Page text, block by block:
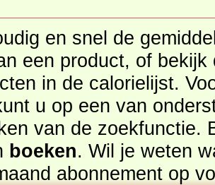
en snel de
een product, of
in de calorielijst.
u op een van
van de zoekfunctie.
boeken. Wil je weten
abonnement op